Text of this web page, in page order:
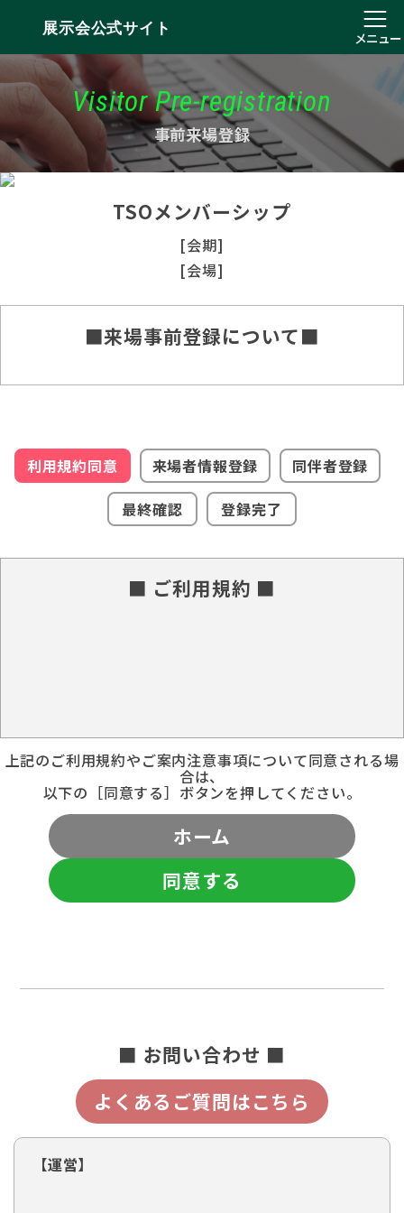
展示会公式サイト
メニュー
Visitor Pre-registration
事前来場登録
TSOメンバーシップ
[会期]
[会場]
■来場事前登録について■
利用規約同意 来場者情報登録
同伴者登録
最終確認
登録完了
■ ご利用規約 ■
上記のご利用規約やご案内注意事項について同意される場
合は、
以下の［同意する］ボタンを押してください。
ホーム
同意する
■ お問い合わせ ■
よくあるご質問はこちら
【運営】